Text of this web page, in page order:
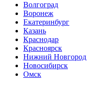
Волгоград
Воронеж
Екатеринбург
Казань
Краснодар
Красноярск
Нижний Новгород
Новосибирск
Омск